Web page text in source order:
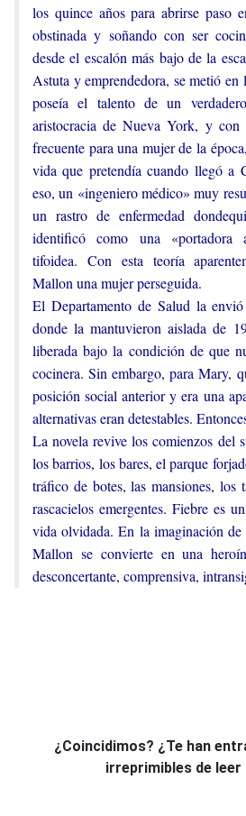
los quince años para abrirse paso
obstinada y soñando con ser
desde el escalón más bajo de la
Astuta y emprendedora, se metió
poseía el talento de un
aristocracia de Nueva York, y con
frecuente para una mujer de la
vida que pretendía cuando llegó a
eso, un «ingeniero médico» muy
un rastro de enfermedad
identificó como una «portadora
tifoidea. Con esta teoría
Mallon una mujer perseguida.
El Departamento de Salud la
donde la mantuvieron aislada de
liberada bajo la condición de que
cocinera. Sin embargo, para Mary,
posición social anterior y era una
alternativas eran detestables.
La novela revive los comienzos
los barrios, los bares, el parque
tráfico de botes, las mansiones, los
rascacielos emergentes. Fiebre es
vida olvidada. En la imaginación
Mallon se convierte en una
desconcertante, comprensiva,
¿Coincidimos? ¿Te han
irreprimibles de leer